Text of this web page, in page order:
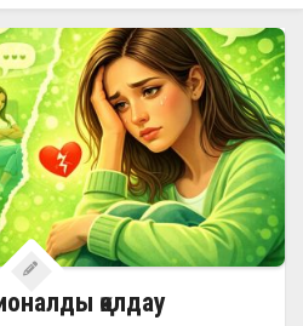
қолдау